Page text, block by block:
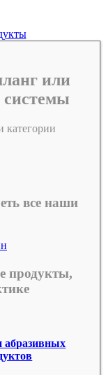
или
системы
категории
все наши
продукты,
абразивных